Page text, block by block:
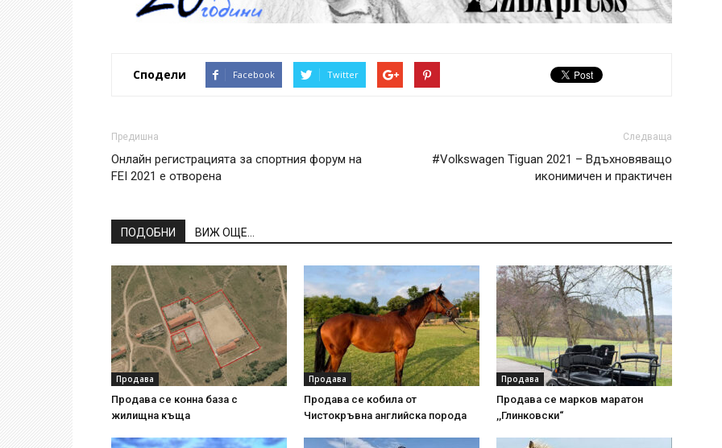
Сподели Facebook Twitter
Предишна
Онлайн регистрацията за спортния форум на
FEI 2021 е отворена
Следваща
#Volkswagen Tiguan 2021 – Вдъхновяващо
иконимичен и практичен
ПОДОБНИ ВИЖ ОЩЕ...
Продава
Продава се конна база с
жилищна къща
Продава
Продава се кобила от
Чистокръвна английска порода
Продава
Продава се марков маратон
,,Глинковски“